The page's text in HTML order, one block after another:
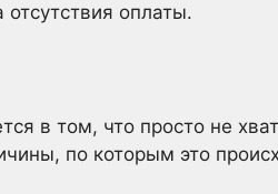
оплаты.
в том, что просто не
по которым это